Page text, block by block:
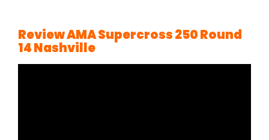
Review AMA Supercross 250 Round
14 Nashville